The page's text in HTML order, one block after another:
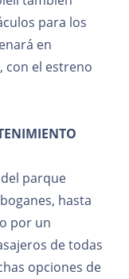
para los
en
con el estreno
parque
hasta
por un
de todas
opciones de